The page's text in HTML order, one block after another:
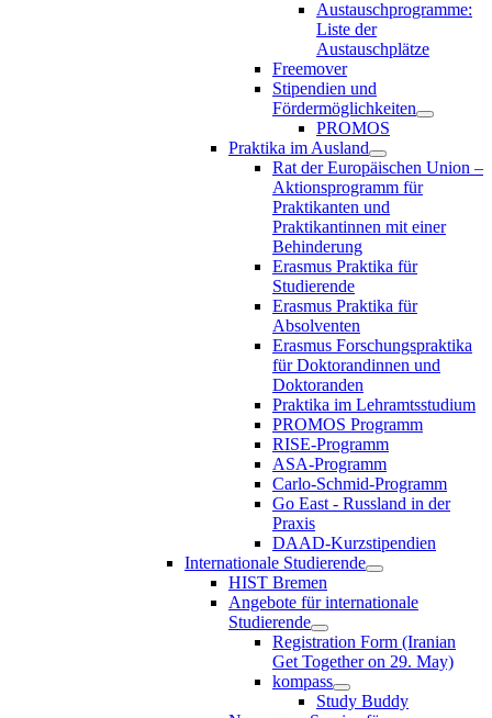
Austauschprogramme:
Liste der
Austauschplätze
Freemover
Stipendien und
Fördermöglichkeiten
PROMOS
Praktika im Ausland
Rat der Europäischen Union –
Aktionsprogramm für
Praktikanten und
Praktikantinnen mit einer
Behinderung
Erasmus Praktika für
Studierende
Erasmus Praktika für
Absolventen
Erasmus Forschungspraktika
für Doktorandinnen und
Doktoranden
Praktika im Lehramtsstudium
PROMOS Programm
RISE-Programm
ASA-Programm
Carlo-Schmid-Programm
Go East - Russland in der
Praxis
DAAD-Kurzstipendien
Internationale Studierende
HIST Bremen
Angebote für internationale
Studierende
Registration Form (Iranian
Get Together on 29. May)
kompass
Study Buddy